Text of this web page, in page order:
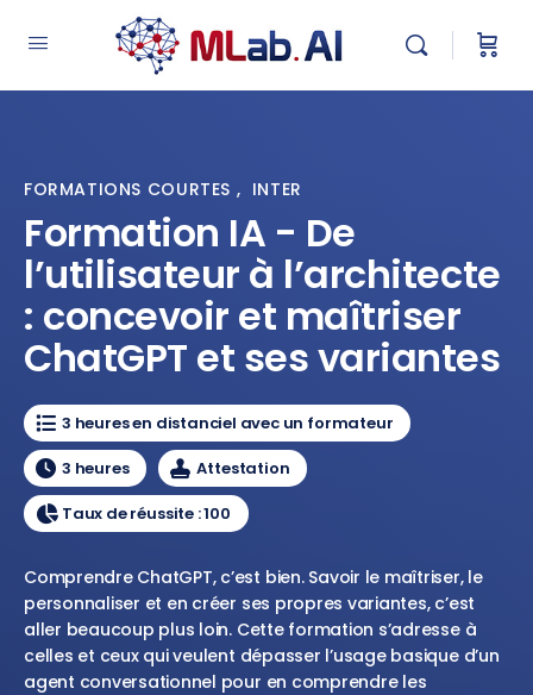
FORMATIONS COURTES , INTER
Formation IA - De
l’utilisateur à l’architecte
: concevoir et maîtriser
ChatGPT et ses variantes
3 heures en distanciel avec un formateur
3 heures
Attestation
Taux de réussite : 100
Comprendre ChatGPT, c’est bien. Savoir le maîtriser, le
personnaliser et en créer ses propres variantes, c’est
aller beaucoup plus loin. Cette formation s’adresse à
celles et ceux qui veulent dépasser l’usage basique d’un
agent conversationnel pour en comprendre les